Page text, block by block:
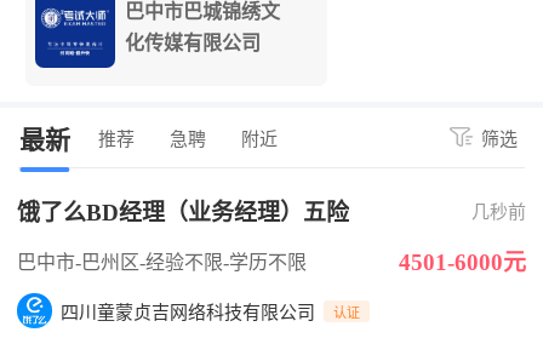
巴中市巴城锦绣文
化传媒有限公司
最新 推荐 急聘 附近 筛选
饿了么BD经理（业务经理）五险 几秒前
巴中市-巴州区-经验不限-学历不限 4501-6000元
四川童蒙贞吉网络科技有限公司 认证